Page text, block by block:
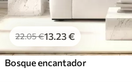
22.05€13 .23€
Bosque encantador